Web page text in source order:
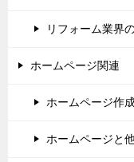
リフォーム業界
ホームページ関連
ホームページ作
ホームページと